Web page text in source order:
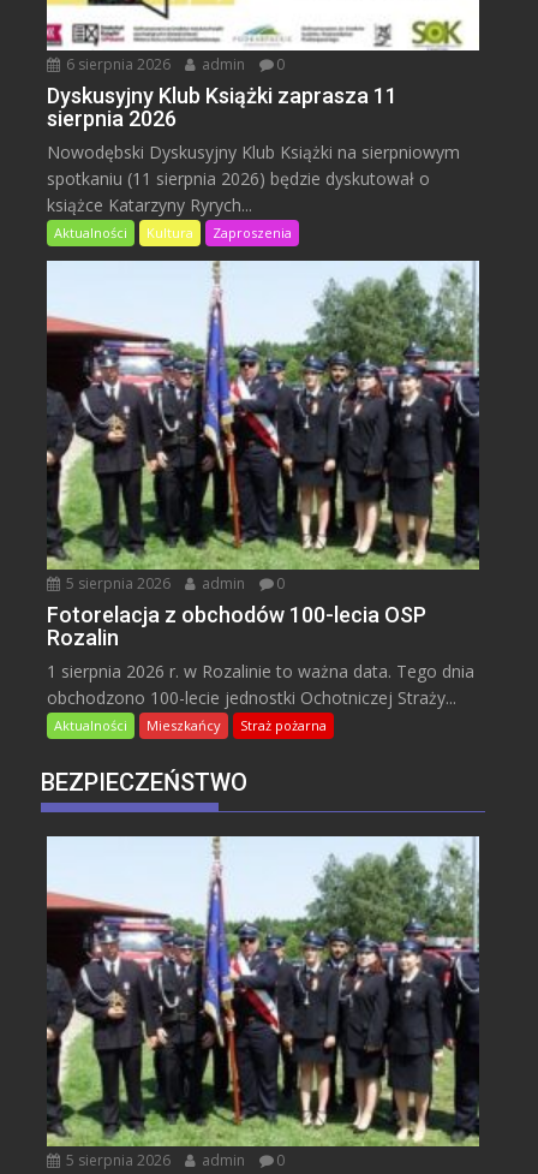
6 sierpnia 2026 admin 0
Dyskusyjny Klub Książki zaprasza 11
sierpnia 2026
Nowodębski Dyskusyjny Klub Książki na sierpniowym
spotkaniu (11 sierpnia 2026) będzie dyskutował o
książce Katarzyny Ryrych...
Aktualności Kultura Zaproszenia
5 sierpnia 2026 admin 0
Fotorelacja z obchodów 100-lecia OSP
Rozalin
1 sierpnia 2026 r. w Rozalinie to ważna data. Tego dnia
obchodzono 100-lecie jednostki Ochotniczej Straży...
Aktualności Mieszkańcy Straż pożarna
BEZPIECZEŃSTWO
5 sierpnia 2026 admin 0